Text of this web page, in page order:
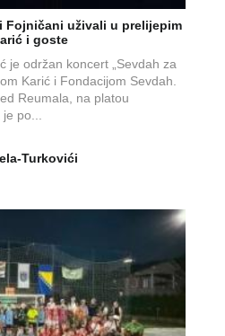
Fojničani uživali u prelijepim
i goste
je održan koncert „Sevdah za
Karić i Fondacijom Sevdah.
Reumala, na platou
po...
Turkovići